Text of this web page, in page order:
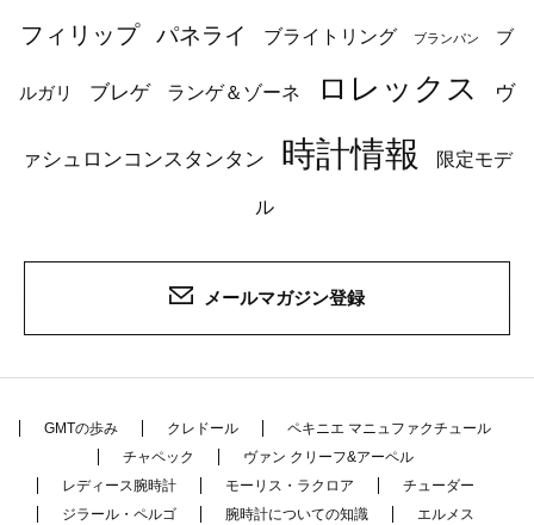
フィリップ
パネライ ブライトリング ブランパン ブ
ルガリ ブレゲ ランゲ＆ゾーネ ロレックス ヴ
ァシュロンコンスタンタン 時計情報 限定モデ
ル
メールマガジン登録
GMTの歩み クレドール
ペキニエ マニュファクチュール
チャペック
ヴァン クリーフ&アーペル
レディース腕時計
モーリス・ラクロア
チューダー
ジラール・ペルゴ
腕時計についての知識
エルメス